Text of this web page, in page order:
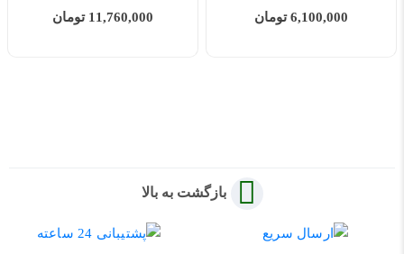
6,100,000 تومان 11,760,000 تومان
بازگشت به بالا